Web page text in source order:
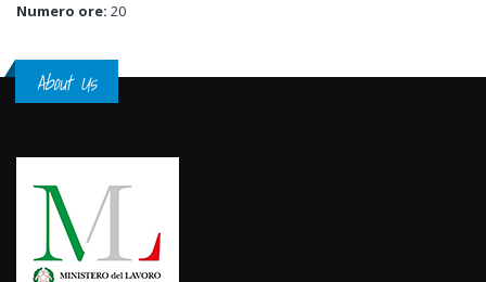
Numero ore: 20
About Us